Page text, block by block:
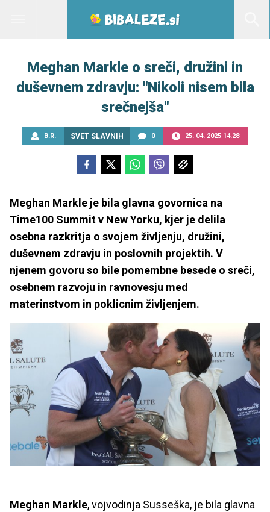
Meghan Markle o sreči, družini in
duševnem zdravju: "Nikoli nisem bila
srečnejša"
B.R. SVET SLAVNIH 0 25. 04. 2025 14.28
Meghan Markle je bila glavna govornica na
Time100 Summit v New Yorku, kjer je delila
osebna razkritja o svojem življenju, družini,
duševnem zdravju in poslovnih projektih. V
njenem govoru so bile pomembne besede o sreči,
osebnem razvoju in ravnovesju med
materinstvom in poklicnim življenjem.
Meghan Markle, vojvodinja Susseška, je bila glavna